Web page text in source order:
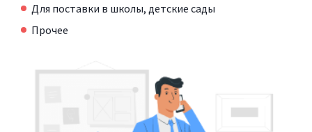
Для поставки в школы, детские сады
Прочее